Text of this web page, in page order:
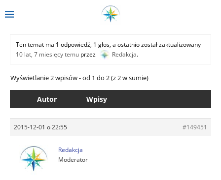
Ten temat ma 1 odpowiedź, 1 głos, a ostatnio został zaktualizowany
10 lat, 7 miesięcy temu przez Redakcja.
Wyświetlanie 2 wpisów - od 1 do 2 (z 2 w sumie)
Autor Wpisy
2015-12-01 o 22:55 #149451
Redakcja
Moderator